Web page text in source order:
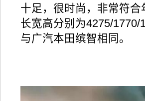
十足，很时尚，非常符
长宽高分别为4275/
与广汽本田缤智相同。